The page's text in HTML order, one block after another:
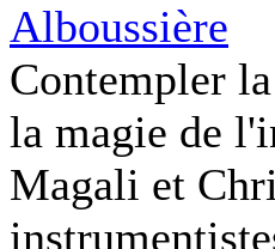
Alboussière
Contempler
la magie de
Magali et